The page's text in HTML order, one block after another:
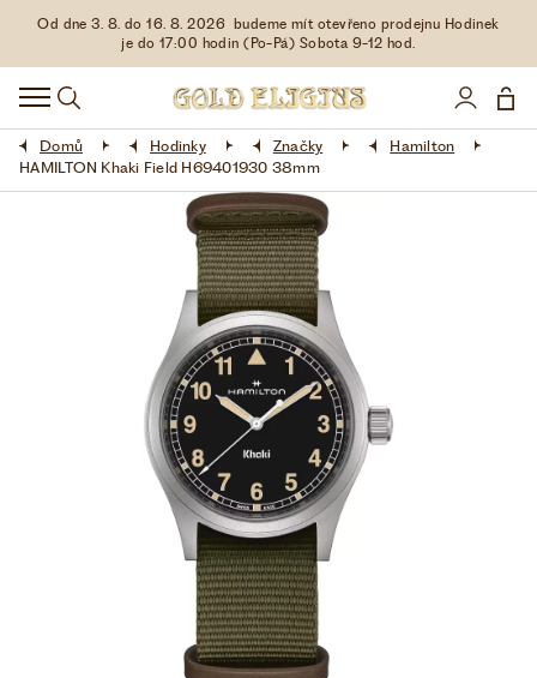
Od dne 3. 8. do 16. 8. 2026 budeme mít otevřeno prodejnu Hodinek
je do 17:00 hodin (Po-Pá) Sobota 9-12 hod.
HODINKY
DOPLŇKY
ŠPERKY
LIMITOVANÉ EDICE
VŠE O NÁKUPU
WHATSAPP
VOLEJTE 9:00–18:00+420 775 138 346
Domů Hodinky Značky
Hamilton
HAMILTON Khaki Field H69401930 38mm